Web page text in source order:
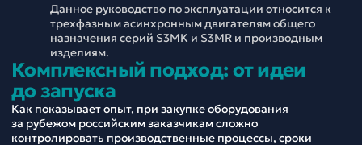
Данное руководство по эксплуатации относится к
трехфазным асинхронным двигателям общего
назначения серий S3MK и S3MR и производным
изделиям.
Комплексный подход: от идеи
до запуска
Как показывает опыт, при закупке оборудования
за рубежом российским заказчикам сложно
контролировать производственные процессы, сроки